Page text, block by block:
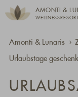
AMONTI &
Amonti & Lunaris
Urlaubstage